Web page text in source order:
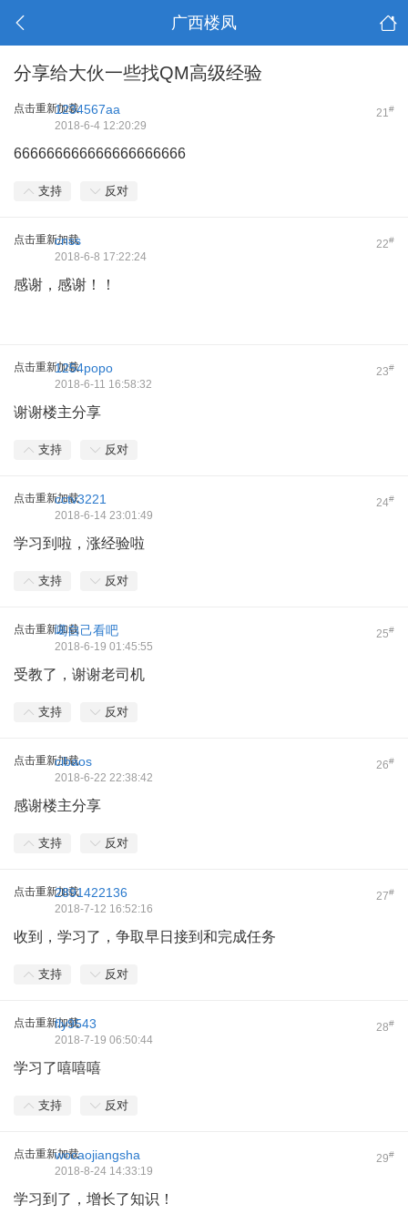
广西楼凤
分享给大伙一些找QM高级经验
点击重新加载 21#
1234567aa
2018-6-4 12:20:29
666666666666666666666
支持 反对
点击重新加载 22#
cnss
2018-6-8 17:22:24
感谢，感谢！！
点击重新加载 23#
1254popo
2018-6-11 16:58:32
谢谢楼主分享
支持 反对
点击重新加载 24#
cctv3221
2018-6-14 23:01:49
学习到啦，涨经验啦
支持 反对
点击重新加载 25#
噶自己看吧
2018-6-19 01:45:55
受教了，谢谢老司机
支持 反对
点击重新加载 26#
cibaos
2018-6-22 22:38:42
感谢楼主分享
支持 反对
点击重新加载 27#
2891422136
2018-7-12 16:52:16
收到，学习了，争取早日接到和完成任务
支持 反对
点击重新加载 28#
fly9543
2018-7-19 06:50:44
学习了嘻嘻嘻
支持 反对
点击重新加载 29#
wocaojiangsha
2018-8-24 14:33:19
学习到了，增长了知识！